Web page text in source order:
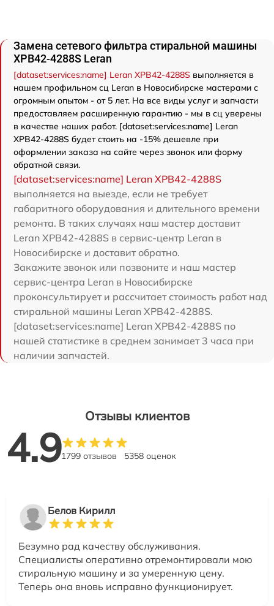
Замена сетевого фильтра стиральной машины
XPB42-4288S Leran
[dataset:services:name] Leran XPB42-4288S выполняется в
нашем профильном сц Leran в Новосибирске мастерами с
огромным опытом - от 5 лет. На все виды услуг и запчасти
предоставляем расширенную гарантию - мы в сц уверены
в качестве наших работ. [dataset:services:name] Leran
XPB42-4288S будет стоить на -15% дешевле при
оформлении заказа на сайте через звонок или форму
обратной связи.
[dataset:services:name] Leran XPB42-4288S
выполняется на выезде, если не требует
габаритного оборудования и длительного времени
ремонта. В таких случаях наш мастер доставит
Leran XPB42-4288S в сервис-центр Leran в
Новосибирске и доставит обратно.
Закажите звонок или позвоните и наш мастер
сервис-центра Leran в Новосибирске
проконсультирует и рассчитает стоимость работ над
стиральной машины Leran XPB42-4288S.
[dataset:services:name] Leran XPB42-4288S по
нашей статистике в среднем занимает 3 часа при
наличии запчастей.
Отзывы клиентов
4.91799 отзывов 5358 оценок
Белов Кирилл
Безумно рад качеству обслуживания.
Специалисты оперативно отремонтировали мою
стиральную машину и за умеренную цену.
Теперь она вновь исправно функционирует.